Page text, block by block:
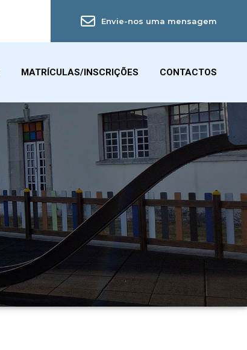
Envie-nos uma mensagem
MATRÍCULAS/INSCRIÇÕES CONTACTOS